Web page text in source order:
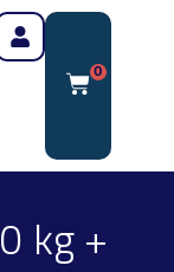
0
kg +